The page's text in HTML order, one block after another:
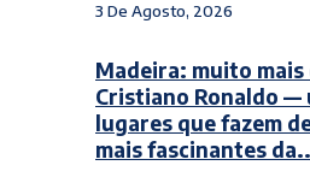
3 De Agosto, 2026
Madeira: muito mais
Cristiano Ronaldo —
lugares que fazem
mais fascinantes